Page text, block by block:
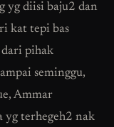
yg diisi baju2 dan
kat tepi bas
dari pihak
seminggu,
Ammar
yg terhegeh2 nak